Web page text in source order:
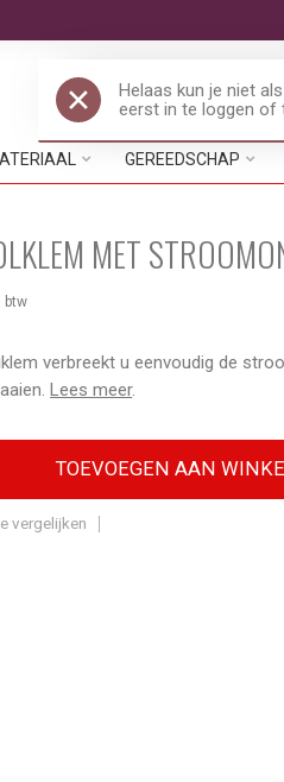
EUR Mijn
GEREEDSCHAP
MET
btw
verbreekt u eenvoudig de
Lees meer.
TOEVOEGEN AAN
vergelijken